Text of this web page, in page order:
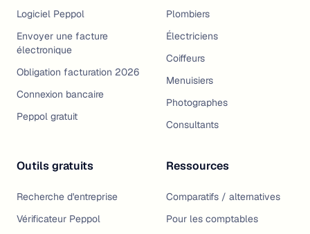
Logiciel Peppol
Envoyer une facture
électronique
Obligation facturation 2026
Connexion bancaire
Peppol gratuit
Plombiers
Électriciens
Coiffeurs
Menuisiers
Photographes
Consultants
Outils gratuits
Recherche d'entreprise
Vérificateur Peppol
Ressources
Comparatifs / alternatives
Pour les comptables